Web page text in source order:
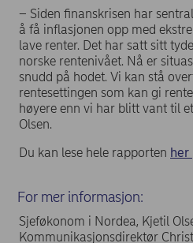
– Siden finanskrisen har
å få inflasjonen opp med
lave renter. Det har satt sitt
norske rentenivået. Nå er
snudd på hodet. Vi kan stå
rentesettingen som kan gi
høyere enn vi har blitt vant til
Olsen.
Du kan lese hele rapporten her
For mer informasjon:
Sjeføkonom i Nordea, Kjetil
Kommunikasjonsdirektør